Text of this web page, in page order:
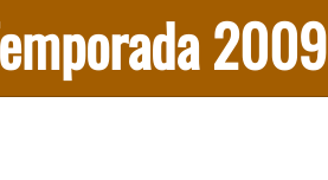
2009